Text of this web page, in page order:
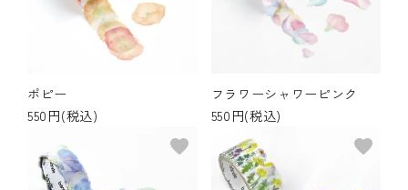
ポピー
550円(税込)
フラワーシャワーピンク
550円(税込)
favorite favorite